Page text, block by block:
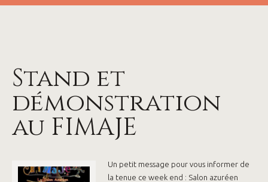
Stand et
démonstration
au FIMAJE
Un petit message pour vous informer de
la tenue ce week end : Salon azuréen